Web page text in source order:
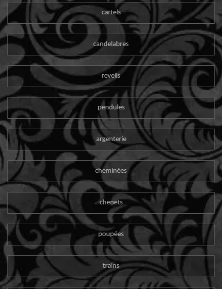
cartels
candelabres
reveils
pendules
argenterie
cheminées
chenets
poupées
trains